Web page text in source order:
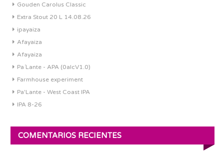
Gouden Carolus Classic
Extra Stout 20 L 14.08.26
ipayaiza
Afayaiza
Afayaiza
Pa´Lante - APA (0alcV1.0)
Farmhouse experiment
Pa'Lante - West Coast IPA
IPA 8-26
COMENTARIOS RECIENTES